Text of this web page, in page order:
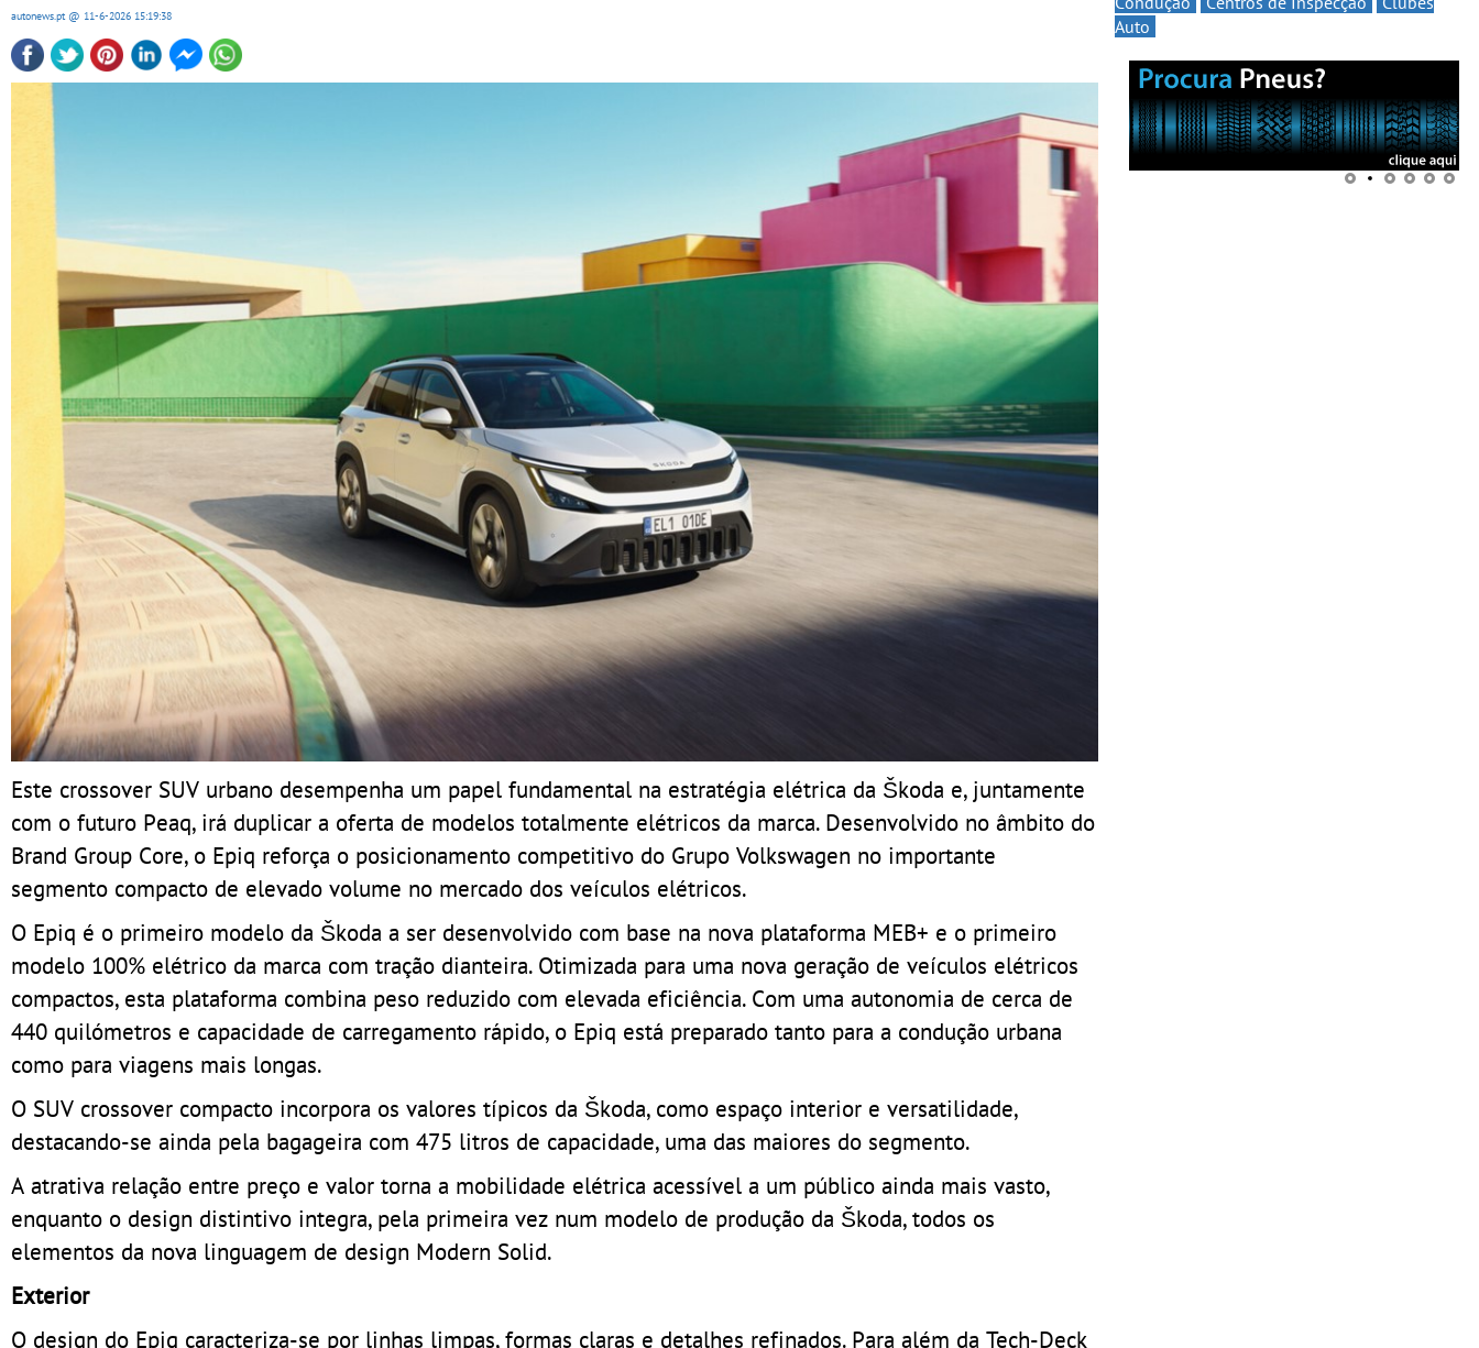
autonews.pt @ 11-6-2026 15:19:38
Este crossover SUV urbano desempenha um papel fundamental na estratégia elétrica da Škoda e, juntamente
com o futuro Peaq, irá duplicar a oferta de modelos totalmente elétricos da marca. Desenvolvido no âmbito do
Brand Group Core, o Epiq reforça o posicionamento competitivo do Grupo Volkswagen no importante
segmento compacto de elevado volume no mercado dos veículos elétricos.
O Epiq é o primeiro modelo da Škoda a ser desenvolvido com base na nova plataforma MEB+ e o primeiro
modelo 100% elétrico da marca com tração dianteira. Otimizada para uma nova geração de veículos elétricos
compactos, esta plataforma combina peso reduzido com elevada eficiência. Com uma autonomia de cerca de
440 quilómetros e capacidade de carregamento rápido, o Epiq está preparado tanto para a condução urbana
como para viagens mais longas.
O SUV crossover compacto incorpora os valores típicos da Škoda, como espaço interior e versatilidade,
destacando-se ainda pela bagageira com 475 litros de capacidade, uma das maiores do segmento.
A atrativa relação entre preço e valor torna a mobilidade elétrica acessível a um público ainda mais vasto,
enquanto o design distintivo integra, pela primeira vez num modelo de produção da Škoda, todos os
elementos da nova linguagem de design Modern Solid.
Exterior
O design do Epiq caracteriza-se por linhas limpas, formas claras e detalhes refinados. Para além da Tech-Deck
Auto